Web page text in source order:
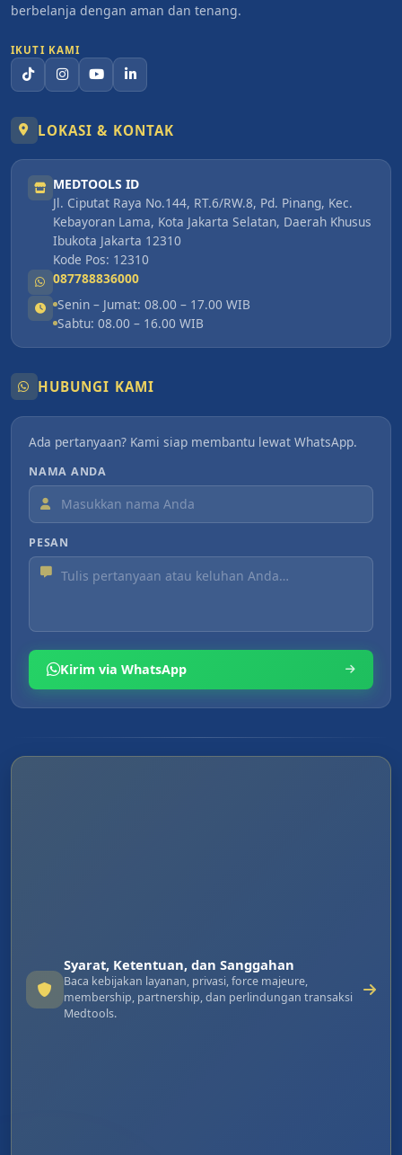
berbelanja dengan aman dan tenang.
IKUTI KAMI
LOKASI & KONTAK
MEDTOOLS ID
Jl. Ciputat Raya No.144, RT.6/RW.8, Pd. Pinang, Kec.
Kebayoran Lama, Kota Jakarta Selatan, Daerah Khusus
Ibukota Jakarta 12310
Kode Pos: 12310
087788836000
Senin – Jumat: 08.00 – 17.00 WIB
Sabtu: 08.00 – 16.00 WIB
HUBUNGI KAMI
Ada pertanyaan? Kami siap membantu lewat WhatsApp.
NAMA ANDA
PESAN
Kirim via WhatsApp
Syarat, Ketentuan, dan Sanggahan
Baca kebijakan layanan, privasi, force majeure,
membership, partnership, dan perlindungan transaksi
Medtools.